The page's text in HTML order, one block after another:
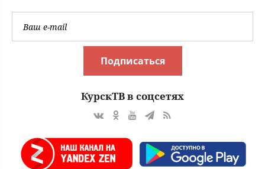
Подписаться
КурскТВ в соцсетях